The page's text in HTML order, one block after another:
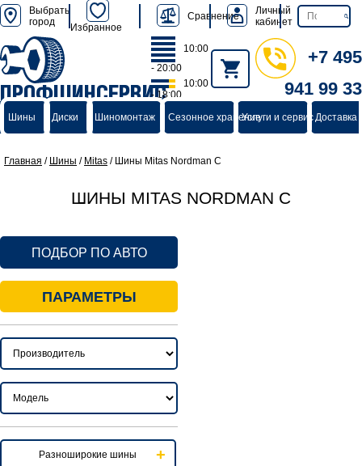
Выбрать
город
Избранное
Сравнение
Личный
кабинет
ПРОФШИНСЕРВИС
группа компаний
10:00
- 20:00
10:00
- 18:00
+7 495
941 99 33
Шины Диски Шиномонтаж Сезонное хранениеУслуги и сервисДоставка
Главная / Шины / Mitas / Шины Mitas Nordman C
ШИНЫ MITAS NORDMAN C
ПОДБОР ПО АВТО
ПАРАМЕТРЫ
Разноширокие шины